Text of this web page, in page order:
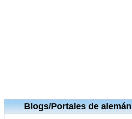
Blogs/Portales de alemán